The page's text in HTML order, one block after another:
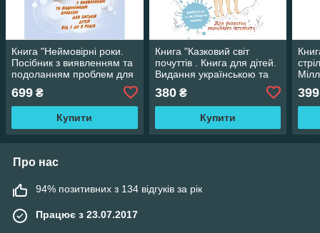
Книга "Неймовірні роки.
Посібник з виявленням та
подоланням проблем для
років"
699 ₴
Купити
Книга "Казковий світ
почуттів . Книга для дітей.
Видання українською та
розмальовками"
380₴
Купити
399
Про нас
94% позитивних з 134 відгуків за рік
Працює з 23.07.2017